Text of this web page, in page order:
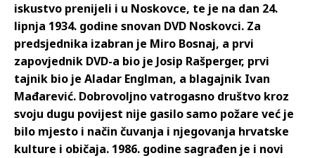
iskustvo prenijeli i u Noskovce, te je na dan 24.
lipnja 1934. godine snovan DVD Noskovci. Za
predsjednika izabran je Miro Bosnaj, a prvi
zapovjednik DVD-a bio je Josip Rašperger, prvi
tajnik bio je Aladar Englman, a blagajnik Ivan
Mađarević. Dobrovoljno vatrogasno društvo kroz
svoju dugu povijest nije gasilo samo požare već je
bilo mjesto i način čuvanja i njegovanja hrvatske
kulture i običaja. 1986. godine sagrađen je i novi